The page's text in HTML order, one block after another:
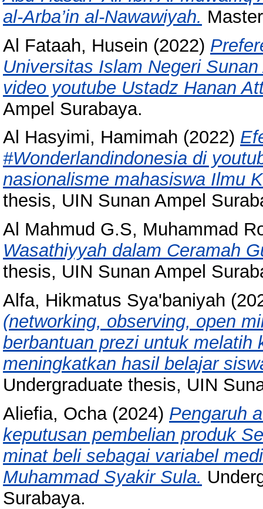
al-Arba’in al-Nawawiyah.
Al Fataah, Husein (2022)
Universitas Islam Negeri
video youtube Ustadz Hanan
Ampel Surabaya.
Al Hasyimi, Hamimah (2022)
#Wonderlandindonesia di
nasionalisme mahasiswa Ilmu
thesis, UIN Sunan Ampel
Al Mahmud G.S, Muhammad
Wasathiyyah dalam Ceramah
thesis, UIN Sunan Ampel
Alfa, Hikmatus Sya'baniyah
(networking, observing, open
berbantuan prezi untuk melatih
meningkatkan hasil belajar
Undergraduate thesis, UIN
Aliefia, Ocha(2024) Pengaruh
keputusan pembelian produk
minat beli sebagai variabel
Muhammad Syakir Sula.
Surabaya.